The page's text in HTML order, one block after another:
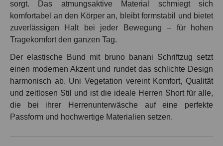
sorgt. Das atmungsaktive Material schmiegt sich
komfortabel an den Körper an, bleibt formstabil und bietet
zuverlässigen Halt bei jeder Bewegung – für hohen
Tragekomfort den ganzen Tag.
Der elastische Bund mit bruno banani Schriftzug setzt
einen modernen Akzent und rundet das schlichte Design
harmonisch ab. Uni Vegetation vereint Komfort, Qualität
und zeitlosen Stil und ist die ideale Herren Short für alle,
die bei ihrer Herrenunterwäsche auf eine perfekte
Passform und hochwertige Materialien setzen.